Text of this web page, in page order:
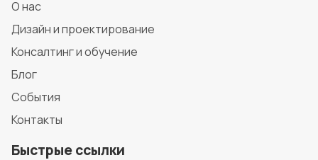
О нас
Дизайн и проектирование
Консалтинг и обучение
Блог
События
Контакты
Быстрые ссылки